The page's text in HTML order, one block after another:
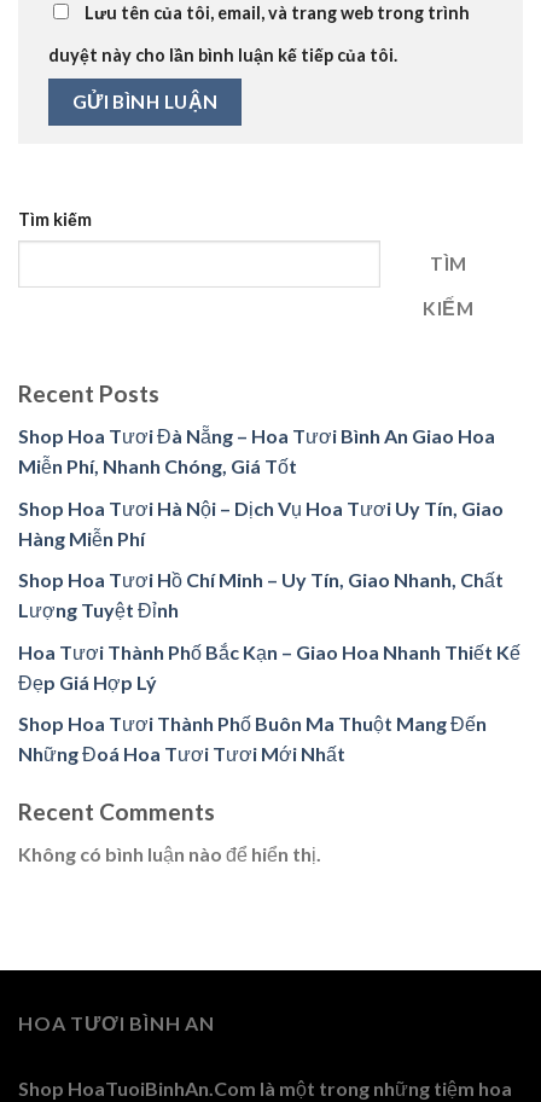
Lưu tên của tôi, email, và trang web trong trình
duyệt này cho lần bình luận kế tiếp của tôi.
Tìm kiếm
TÌM
KIẾM
Recent Posts
Shop Hoa Tươi Đà Nẵng – Hoa Tươi Bình An Giao Hoa
Miễn Phí, Nhanh Chóng, Giá Tốt
Shop Hoa Tươi Hà Nội – Dịch Vụ Hoa Tươi Uy Tín, Giao
Hàng Miễn Phí
Shop Hoa Tươi Hồ Chí Minh – Uy Tín, Giao Nhanh, Chất
Lượng Tuyệt Đỉnh
Hoa Tươi Thành Phố Bắc Kạn – Giao Hoa Nhanh Thiết Kế
Đẹp Giá Hợp Lý
Shop Hoa Tươi Thành Phố Buôn Ma Thuột Mang Đến
Những Đoá Hoa Tươi Tươi Mới Nhất
Recent Comments
Không có bình luận nào để hiển thị.
HOA TƯƠI BÌNH AN
Shop HoaTuoiBinhAn.Com là một trong những tiệm hoa